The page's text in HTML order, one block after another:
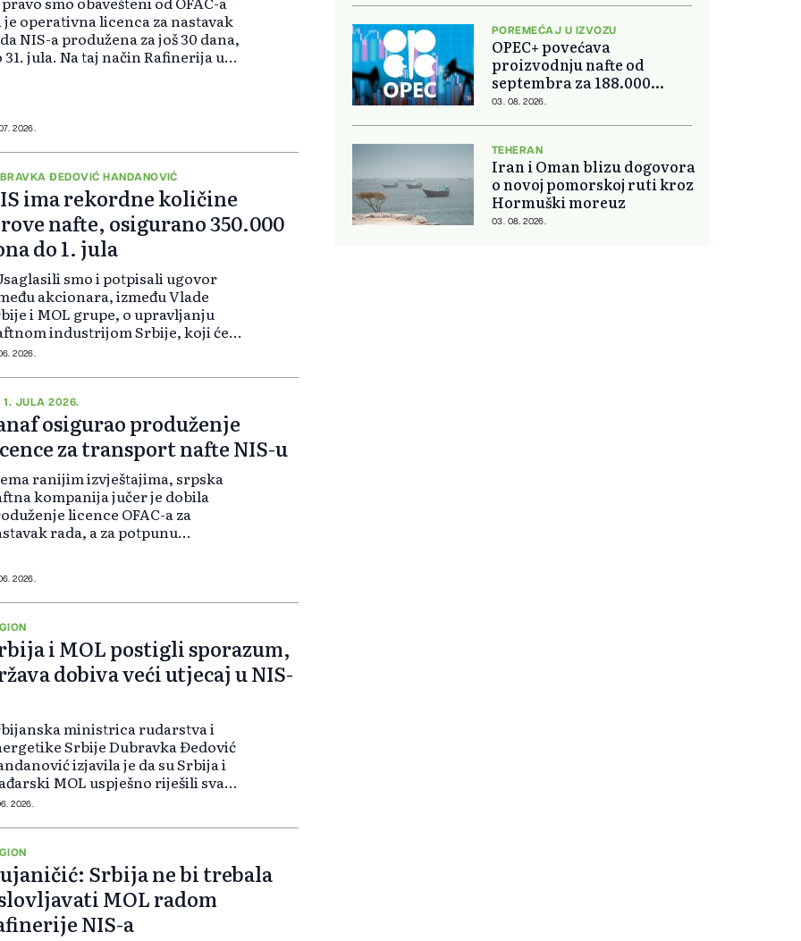
je operativna licenca za nastavak
NIS-a produžena za još 30 dana,
31. jula. Na taj način Rafinerija u
2026.
ĐEDOVIĆ HANDANOVIĆ
ima rekordne količine
nafte, osigurano 350.000
do 1. jula
smo i potpisali ugovor
akcionara, između Vlade
i MOL grupe, o upravljanju
industrijom Srbije, koji će
na snagu ako se
Јučer je NIS dobio i
produžen...
2026.
1. JULA 2026.
osigurao produženje
za transport nafte NIS-u
ranijim izvještajima, srpska
kompanija jučer je dobila
licence OFAC-a za
rada, a za potpunu
licencu dobije i Janaf.
je saop...
2026.
i MOL postigli sporazum,
dobiva veći utjecaj u NIS-
ministrica rudarstva i
Srbije Dubravka Đedović
izjavila je da su Srbija i
MOL uspješno riješili sva
pitanja vezana uz ugovor
odnose u Naftnoj indust...
2026.
Srbija ne bi trebala
MOL radom
NIS-a
POREMEĆAJ U IZVOZU
OPEC+ povećava
proizvodnju nafte od
septembra za 188.000
barela dnevno
03. 08. 2026.
TEHERAN
Iran i Oman blizu dogovora
o novoj pomorskoj ruti kroz
Hormuški moreuz
03. 08. 2026.